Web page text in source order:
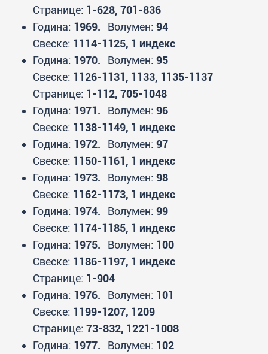
Странице: 1-628, 701-836
Година: 1969. Волумен: 94
Свеске: 1114-1125, 1 индекс
Година: 1970. Волумен: 95
Свеске: 1126-1131, 1133, 1135-1137
Странице: 1-112, 705-1048
Година: 1971. Волумен: 96
Свеске: 1138-1149, 1 индекс
Година: 1972. Волумен: 97
Свеске: 1150-1161, 1 индекс
Година: 1973. Волумен: 98
Свеске: 1162-1173, 1 индекс
Година: 1974. Волумен: 99
Свеске: 1174-1185, 1 индекс
Година: 1975. Волумен: 100
Свеске: 1186-1197, 1 индекс
Странице: 1-904
Година: 1976. Волумен: 101
Свеске: 1199-1207, 1209
Странице: 73-832, 1221-1008
Година: 1977. Волумен: 102